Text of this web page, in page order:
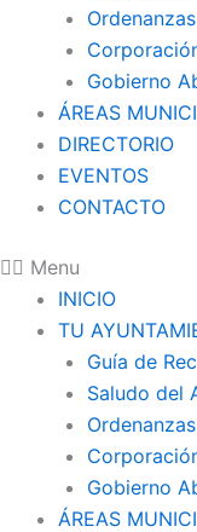
Gobierno
ÁREAS
DIRECTORIO
EVENTOS
CONTACTO
Menu
INICIO
TU
Guía de
Saludo del
Gobierno
ÁREAS